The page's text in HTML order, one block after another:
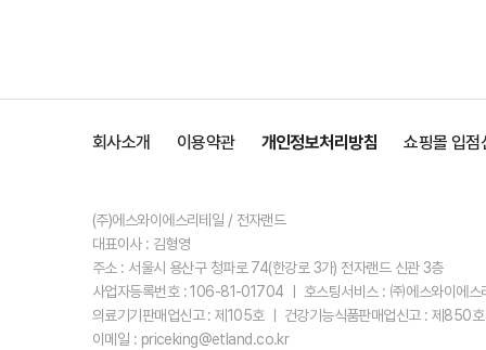
회사소개 이용약관 개인정보처리방침 쇼핑몰 입점
(주)에스와이에스리테일 / 전자랜드
대표이사 : 김형영
주소 : 서울시 용산구 청파로 74(한강로 3가) 전자랜드 신관 3층
사업자등록번호 : 106-81-01704 ㅣ 호스팅서비스 : ㈜에스와이에
의료기기판매업신고 : 제105호 ㅣ 건강기능식품판매업신고 : 제850
이메일 : priceking@etland.co.kr